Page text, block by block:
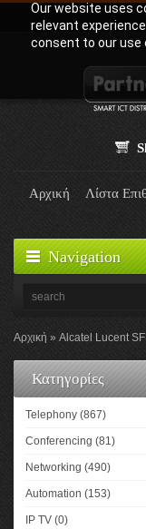
Our website uses
relevant
consent to our use
Αρχική Λίστα
Navigation
Αρχική Alcatel Lucent
Κατηγορίες
Telephony (867)
Conferencing (81)
Networking (490)
Automation (153)
IP TV (0)